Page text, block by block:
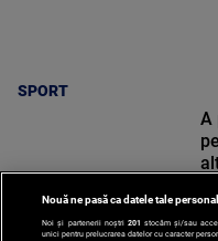
SPORT
A
Nouă ne pasă ca datele tale
Noi și partenerii noștri 201 stocăm și/sau
unici pentru prelucrarea datelor cu caracter